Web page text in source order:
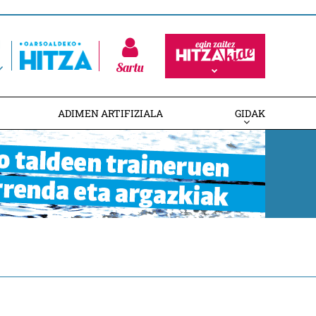
Sartu
ADIMEN ARTIFIZIALA GIDAK